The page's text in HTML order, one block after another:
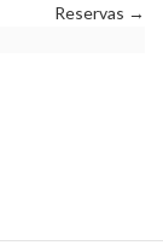
Reservas